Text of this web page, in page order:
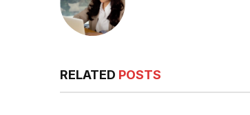
RELATED POSTS